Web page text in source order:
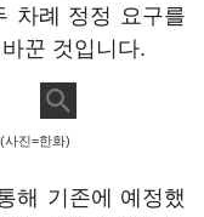
차례 정정 요구를
꾼 것입니다.
사진=한화)
해 기존에 예정했